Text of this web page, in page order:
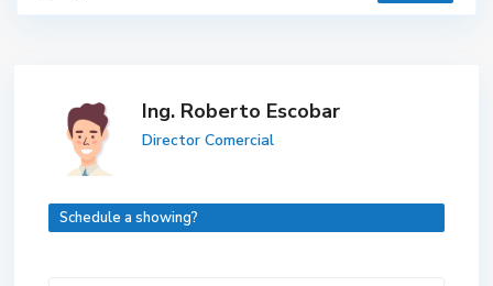
Ing. Roberto Escobar
Director Comercial
Schedule a showing?